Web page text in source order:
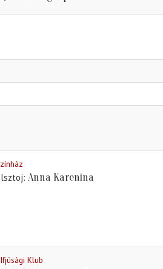
Anna Karenina
Klub